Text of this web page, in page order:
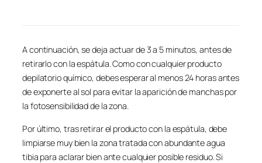
A continuación, se deja actuar de 3 a 5 minutos, antes de
retirarlo con la espátula. Como con cualquier producto
depilatorio químico, debes esperar al menos 24 horas antes
de exponerte al sol para evitar la aparición de manchas por
la fotosensibilidad de la zona.
Por último, tras retirar el producto con la espátula, debe
limpiarse muy bien la zona tratada con abundante agua
tibia para aclarar bien ante cualquier posible residuo. Si